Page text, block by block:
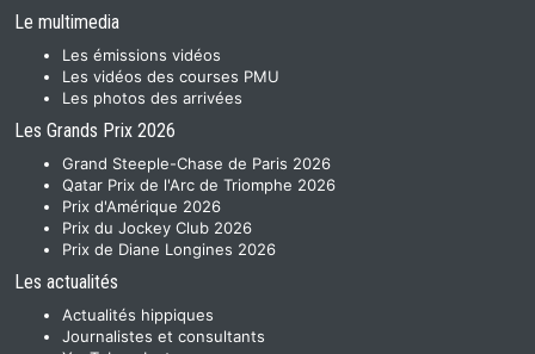
Le multimedia
Les émissions vidéos
Les vidéos des courses PMU
Les photos des arrivées
Les Grands Prix 2026
Grand Steeple-Chase de Paris 2026
Qatar Prix de l'Arc de Triomphe 2026
Prix d'Amérique 2026
Prix du Jockey Club 2026
Prix de Diane Longines 2026
Les actualités
Actualités hippiques
Journalistes et consultants